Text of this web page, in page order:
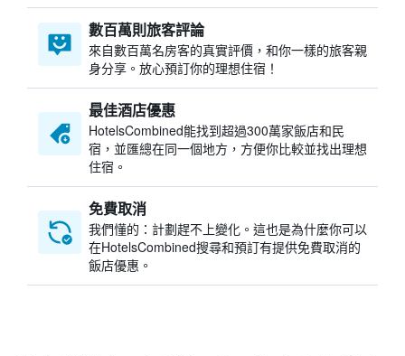
數百萬則旅客評論
來自數百萬名房客的真實評價，和你一樣的旅客親
身分享。放心預訂你的理想住宿！
最佳酒店優惠
HotelsCombined​能找到超過300萬家飯店和民
宿，並匯總在同一個地方，方便你比較並找出理想
住宿。
免費取消
我們懂的：計劃趕不上變化。這也是為什麼你可以
在HotelsCombined搜尋和預訂有提供免費取消的
飯店優惠。